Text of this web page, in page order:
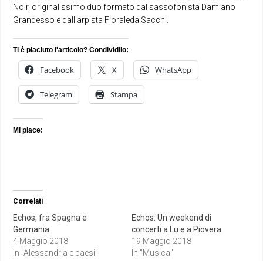
Noir, originalissimo duo formato dal sassofonista Damiano
Grandesso e dall’arpista Floraleda Sacchi.
Ti è piaciuto l'articolo? Condividilo:
Facebook X WhatsApp
Telegram Stampa
Mi piace:
Correlati
Echos, fra Spagna e
Germania
4 Maggio 2018
In "Alessandria e paesi"
Echos: Un weekend di
concerti a Lu e a Piovera
19 Maggio 2018
In "Musica"